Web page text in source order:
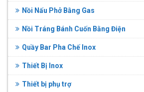
Nồi Nấu Phở Bằng Gas
Nồi Tráng Bánh Cuốn Bằng Điện
Quầy Bar Pha Chế Inox
Thiết Bị Inox
Thiết bị phụ trợ